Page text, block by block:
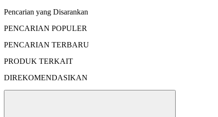
Pencarian yang Disarankan
PENCARIAN POPULER
PENCARIAN TERBARU
PRODUK TERKAIT
DIREKOMENDASIKAN